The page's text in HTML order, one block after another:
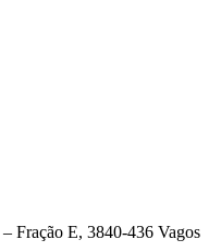
Fração E, 3840-436 Vagos